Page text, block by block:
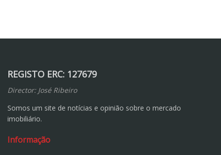
REGISTO ERC: 127679
Director: José Ribeiro
Somos um site de notícias e opinião sobre o mercado
imobiliário.
Informação